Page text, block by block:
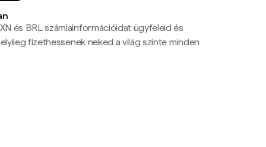
és BRL számlainformációidat ügyfeleid és
fizethessenek neked a világ szinte minden